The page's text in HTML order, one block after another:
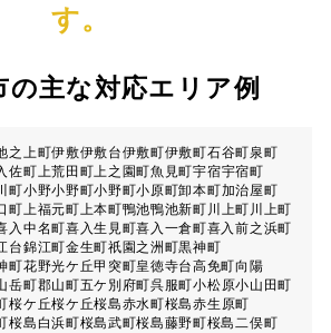
す。
の主な対応エリア例
之上町伊敷伊敷台伊敷町伊敷町石谷町泉町
佐町上荒田町上之園町魚見町宇宿宇宿町
町小野小野町小野町小原町卸本町加治屋町
町上福元町上本町鴨池鴨池新町 川上町 川上町
入中名町喜入生見町喜入一倉町喜入前之浜町
台錦江町金生町祇園之洲町黒神町
町花野光ケ丘甲突町皇徳寺台高免町向陽
岳町郡山町五ケ別府町呉服町小松原小山田町
桜ケ丘桜ケ丘桜島赤水町桜島赤生原町
桜島白浜町桜島武町桜島藤野町桜島二俣町